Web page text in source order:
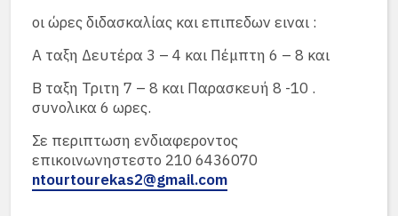
οι ώρες διδασκαλίας και επιπεδων ειναι :
Α ταξη Δευτέρα 3 – 4 και Πέμπτη 6 – 8 και
Β ταξη Τριτη 7 – 8 και Παρασκευή 8 -10 .
συνολικα 6 ωρες.
Σε περιπτωση ενδιαφεροντος
επικοινωνηστεστο 210 6436070
ntourtourekas2@gmail.com